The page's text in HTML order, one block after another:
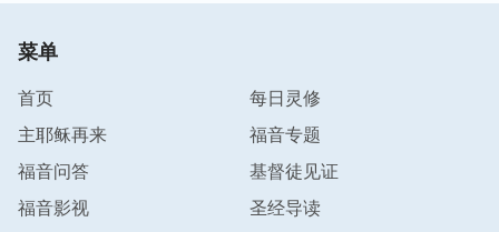
菜单
首页
每日灵修
主耶稣再来
福音专题
福音问答
基督徒见证
福音影视
圣经导读